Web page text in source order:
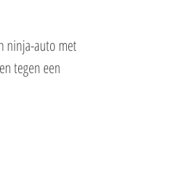
ninja-auto met
tegen een